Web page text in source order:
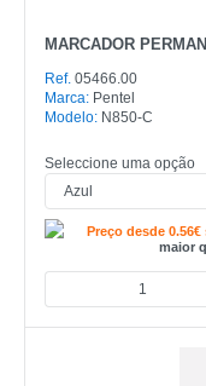
MARCADOR
Ref. 05466.00
Marca: Pentel
Modelo: N850-C
Seleccione uma opção
Preço desde 0.56€
maior